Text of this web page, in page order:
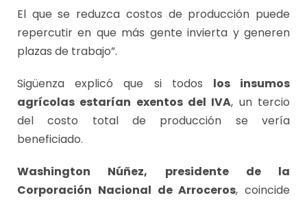
El que se reduzca costos de producción puede
repercutir en que más gente invierta y generen
plazas de trabajo”.
Sigüenza explicó que si todos los insumos
agrícolas estarían exentos del IVA, un tercio
del costo total de producción se vería
beneficiado.
Washington Núñez, presidente de la
Corporación Nacional de Arroceros, coincide